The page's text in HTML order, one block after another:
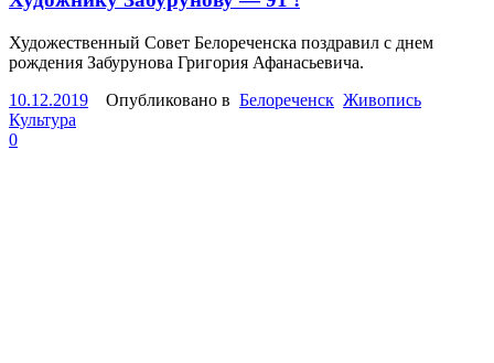
Художественный Совет Белореченска поздравил с днем
рождения Забурунова Григория Афанасьевича.
10.12.2019 Опубликовано в Белореченск Живопись
Культура
0